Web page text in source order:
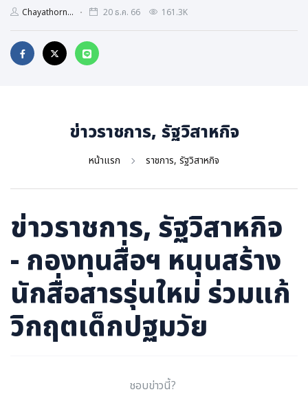
ขนส่ง
กิจกรรม
ภาษาอังกฤษ
Chayathorn... 20 ธ.ค. 66 161.3K
ข่าวราชการ, รัฐวิสาหกิจ
หน้าแรก ราชการ, รัฐวิสาหกิจ
ข่าวราชการ, รัฐวิสาหกิจ
- กองทุนสื่อฯ หนุนสร้าง
นักสื่อสารรุ่นใหม่ ร่วมแก้
วิกฤตเด็กปฐมวัย
ชอบข่าวนี้?